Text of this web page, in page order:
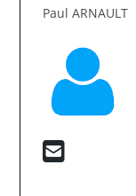
Paul ARNAULT